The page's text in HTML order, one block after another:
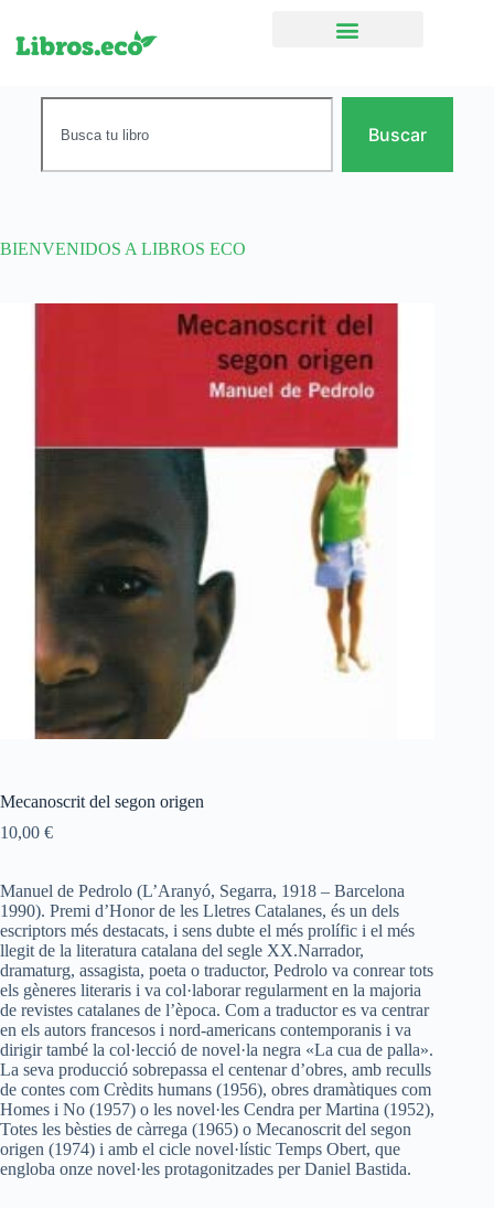
Buscar
BIENVENIDOS A LIBROS ECO
Mecanoscrit del segon origen
10,00 €
Manuel de Pedrolo (L’Aranyó, Segarra, 1918 – Barcelona
1990). Premi d’Honor de les Lletres Catalanes, és un dels
escriptors més destacats, i sens dubte el més prolífic i el més
llegit de la literatura catalana del segle XX.Narrador,
dramaturg, assagista, poeta o traductor, Pedrolo va conrear tots
els gèneres literaris i va col·laborar regularment en la majoria
de revistes catalanes de l’època. Com a traductor es va centrar
en els autors francesos i nord-americans contemporanis i va
dirigir també la col·lecció de novel·la negra «La cua de palla».
La seva producció sobrepassa el centenar d’obres, amb reculls
de contes com Crèdits humans (1956), obres dramàtiques com
Homes i No (1957) o les novel·les Cendra per Martina (1952),
Totes les bèsties de càrrega (1965) o Mecanoscrit del segon
origen (1974) i amb el cicle novel·lístic Temps Obert, que
engloba onze novel·les protagonitzades per Daniel Bastida.